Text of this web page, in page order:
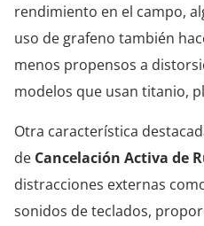
rendimiento en el campo,
uso de grafeno también
menos propensos a
modelos que usan titanio,
Otra característica
de Cancelación Activa de
distracciones externas
sonidos de teclados,